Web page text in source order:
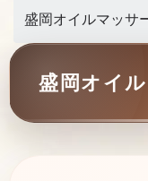
盛岡オイルマッサ
盛岡オイ